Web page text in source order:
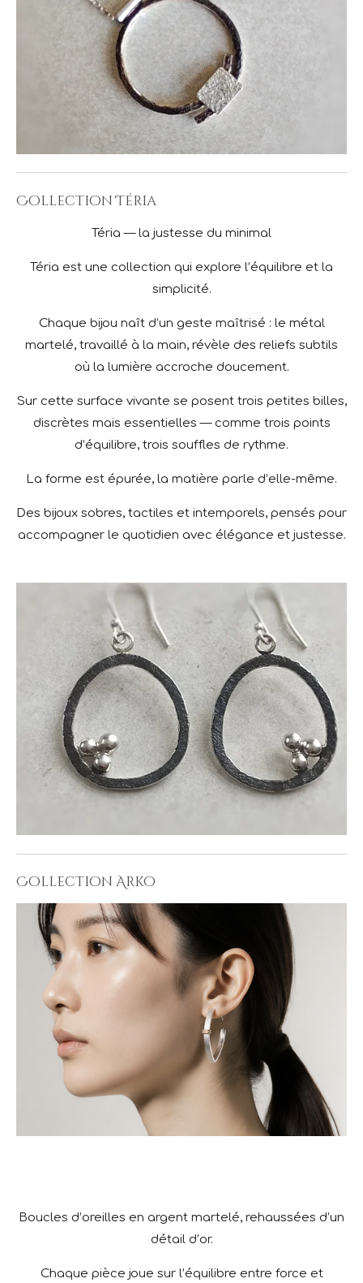
Collection Téria
Téria — la justesse du minimal
Téria est une collection qui explore l’équilibre et la
simplicité.
Chaque bijou naît d’un geste maîtrisé : le métal
martelé, travaillé à la main, révèle des reliefs subtils
où la lumière accroche doucement.
Sur cette surface vivante se posent trois petites billes,
discrètes mais essentielles — comme trois points
d’équilibre, trois souffles de rythme.
La forme est épurée, la matière parle d’elle-même.
Des bijoux sobres, tactiles et intemporels, pensés pour
accompagner le quotidien avec élégance et justesse.
Collection Arko
Boucles d’oreilles en argent martelé, rehaussées d’un
détail d’or.
Chaque pièce joue sur l’équilibre entre force et